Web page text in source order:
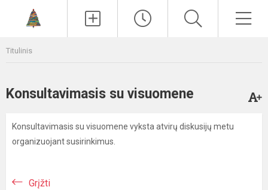
Titulinis
Konsultavimasis su visuomene
Konsultavimasis su visuomene vyksta atvirų diskusijų metu
organizuojant susirinkimus.
Grįžti